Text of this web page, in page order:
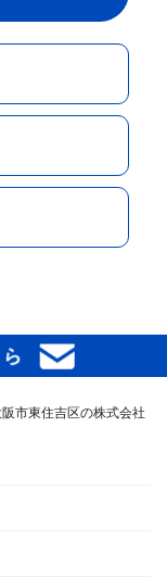
市東住吉区の株式会社